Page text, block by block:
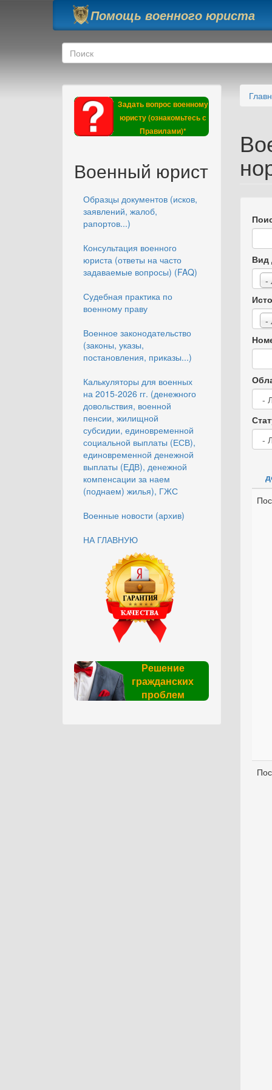
Перейти к основному содержанию
Помощь военного юриста
Форма поиска
Поиск
Задать вопрос военному
юристу (ознакомьтесь с
Правилами)*
Военный юрист
Образцы документов (исков,
заявлений, жалоб,
рапортов...)
Консультация военного
юриста (ответы на часто
задаваемые вопросы) (FAQ)
Судебная практика по
военному праву
Военное законодательство
(законы, указы,
постановления, приказы...)
Калькуляторы для военных
на 2015-2026 гг. (денежного
довольствия, военной
пенсии, жилищной
субсидии, единовременной
социальной выплаты (ЕСВ),
единовременной денежной
выплаты (ЕДВ), денежной
компенсации за наем
(поднаем) жилья), ГЖС
Военные новости (архив)
НА ГЛАВНУЮ
Решение
гражданских
проблем
Вид
-
-